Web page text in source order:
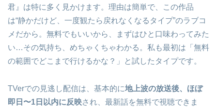
君』は特に多く見かけます。理由は簡単で、この作品
は“静かだけど、一度観たら戻れなくなるタイプ”のラブコ
メだから。無料でもいいから、まずはひと口味わってみた
い…その気持ち、めちゃくちゃわかる。私も最初は「無料
の範囲でどこまで行けるかな？」と試したタイプです。
TVerでの見逃し配信は、基本的に地上波の放送後、ほぼ
即日〜1日以内に反映され、最新話を無料で視聴できま